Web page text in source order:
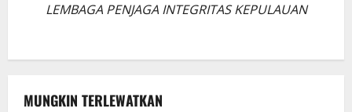
LEMBAGA PENJAGA INTEGRITAS KEPULAUAN
MUNGKIN TERLEWATKAN